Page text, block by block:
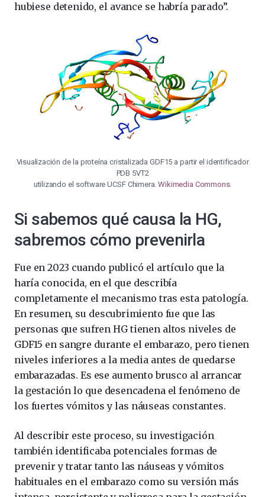
hubiese detenido, el avance se habría parado”.
Visualización de la proteína cristalizada GDF15 a partir el identificador
PDB 5VT2
utilizando el software UCSF Chimera.Wikimedia Commons.
Si sabemos qué causa la HG,
sabremos cómo prevenirla
Fue en 2023 cuando publicó el artículo que la
haría conocida, en el que describía
completamente el mecanismo tras esta patología.
En resumen, su descubrimiento fue que las
personas que sufren HG tienen altos niveles de
GDF15 en sangre durante el embarazo, pero tienen
niveles inferiores a la media antes de quedarse
embarazadas. Es ese aumento brusco al arrancar
la gestación lo que desencadena el fenómeno de
los fuertes vómitos y las náuseas constantes.
Al describir este proceso, su investigación
también identificaba potenciales formas de
prevenir y tratar tanto las náuseas y vómitos
habituales en el embarazo como su versión más